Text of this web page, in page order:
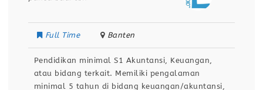
Full Time Banten
Pendidikan minimal S1 Akuntansi, Keuangan,
atau bidang terkait. Memiliki pengalaman
minimal 5 tahun di bidang keuangan/akuntansi,